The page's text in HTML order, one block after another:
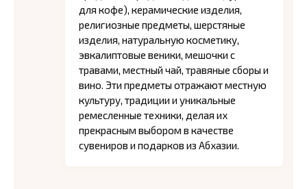
для кофе), керамические изделия,
религиозные предметы, шерстяные
изделия, натуральную косметику,
эвкалиптовые веники, мешочки с
травами, местный чай, травяные сборы и
вино. Эти предметы отражают местную
культуру, традиции и уникальные
ремесленные техники, делая их
прекрасным выбором в качестве
сувениров и подарков из Абхазии.